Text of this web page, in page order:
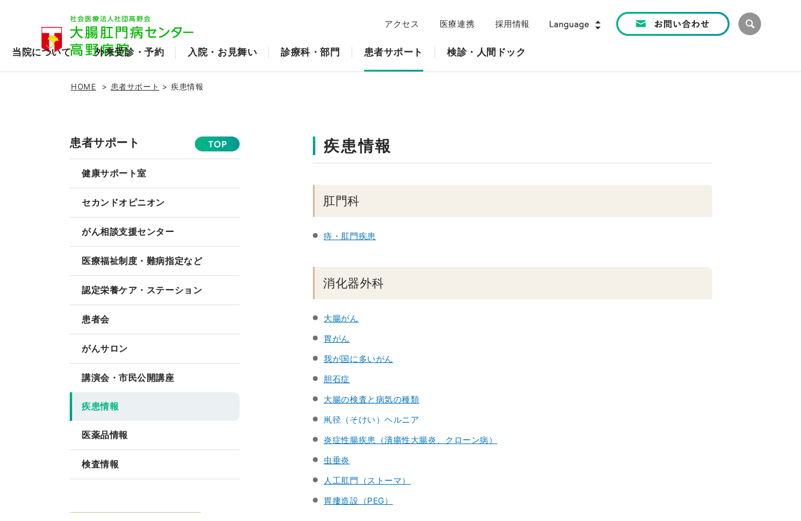
アクセス 医療連携 採用情報
当院について 外来受診・予約 入院・お見舞い 診療科・部門 患者サポート 検診・人間ドック
HOME 患者サポート 疾患情報
疾患情報
肛門科
痔・肛門疾患
消化器外科
大腸がん
胃がん
我が国に多いがん
胆石症
大腸の検査と病気の種類
鼡径（そけい）ヘルニア
炎症性腸疾患（潰瘍性大腸炎、クローン病）
虫垂炎
人工肛門（ストーマ）
胃瘻造設（PEG）
患者サポート
健康サポート室
セカンドオピニオン
がん相談支援センター
医療福祉制度・難病指定など
認定栄養ケア・ステーション
患者会
がんサロン
講演会・市民公開講座
疾患情報
医薬品情報
検査情報